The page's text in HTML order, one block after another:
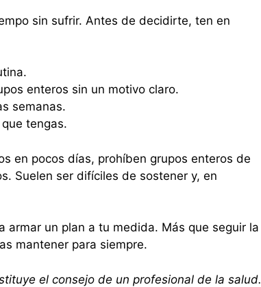
sin sufrir. Antes de decidirte, ten en
enteros sin un motivo claro.
semanas.
tengas.
en pocos días, prohíben grupos enteros de
Suelen ser difíciles de sostener y, en
armar un plan a tu medida. Más que seguir la
mantener para siempre.
el consejo de un profesional de la salud.